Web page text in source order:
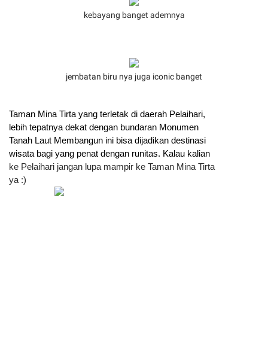
kebayang banget ademnya
jembatan biru nya juga iconic banget
Taman Mina Tirta yang terletak di daerah Pelaihari,
lebih tepatnya dekat dengan bundaran Monumen
Tanah Laut Membangun ini bisa dijadikan destinasi
wisata bagi yang penat dengan runitas. Kalau kalian
ke Pelaihari jangan lupa mampir ke Taman Mina Tirta
ya :)